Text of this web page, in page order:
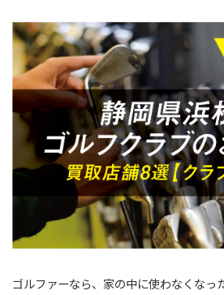
ゴルファーなら、家の中に使わなくなっ